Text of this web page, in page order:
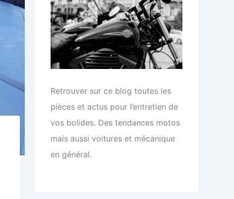
Retrouver sur ce blog toutes les
pièces et actus pour l’entretien de
vos bolides. Des tendances motos
mais aussi voitures et mécanique
en général.